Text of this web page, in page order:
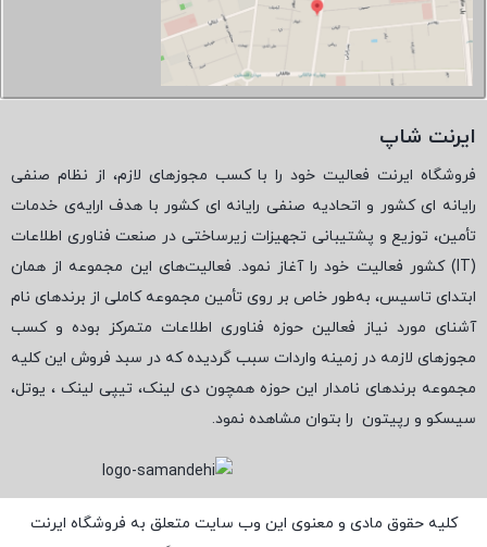
ایرنت شاپ
فروشگاه ایرنت فعالیت خود را با کسب مجوزهای لازم، از نظام صنفی
رایانه ای کشور و اتحادیه صنفی رایانه ای کشور با هدف ارایه‌ی خدمات
تأمین، توزیع و پشتیبانی تجهیزات زیرساختی در صنعت فناوری اطلاعات
(
IT) کشور فعالیت خود را آغاز نمود. فعالیت‌های این مجموعه از همان
ابتدای تاسیس، به‌طور خاص بر روی تأمین مجموعه کاملی از برندهای نام
آشنای مورد نیاز فعالین حوزه فناوری اطلاعات متمرکز بوده و کسب
مجوزهای لازمه در زمینه واردات سبب گردیده که در سبد فروش این کلیه
مجموعه برندهای نامدار این حوزه همچون دی لینک، تیپی لینک ، یوتل،
سیسکو و رپیتون را بتوان مشاهده نمود.
کلیه حقوق مادی و معنوی این وب سایت متعلق به فروشگاه ایرنت